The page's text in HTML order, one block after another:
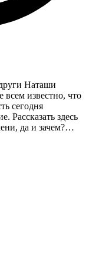
Наташи
всем известно, что
сегодня
Рассказать здесь
да и зачем?…